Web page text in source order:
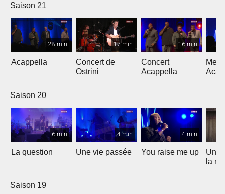
Saison 21
28 min
Acappella
17 min
Concert de
Ostrini
16 min
Concert
Acappella
Saison 20
6 min
La question
4 min
Une vie passée
4 min
You raise me up
Une
la
Saison 19